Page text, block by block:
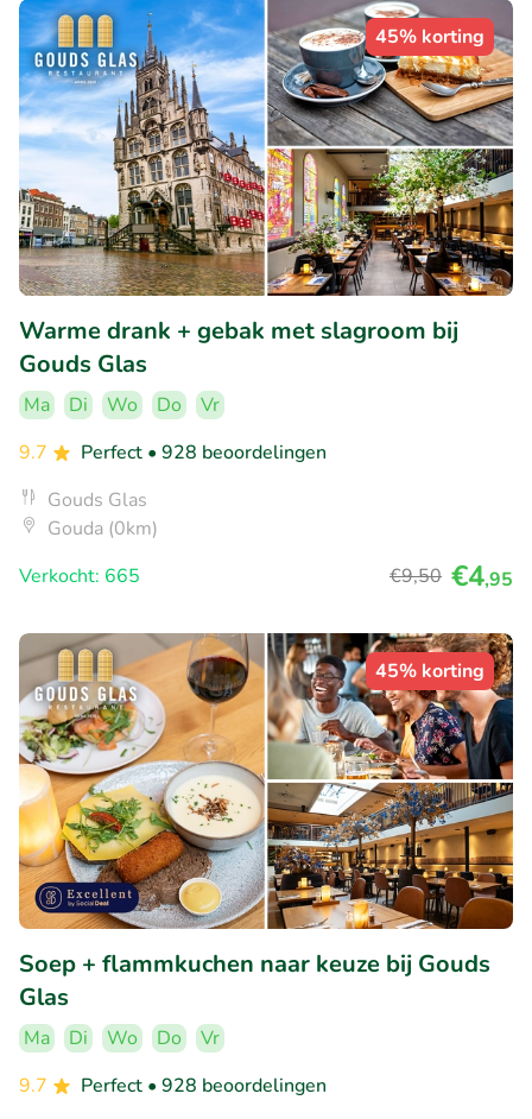
45% korting
Warme drank + gebak met slagroom bij
Gouds Glas
Ma Di Wo Do
Vr
9.7
Perfect • 928 beoordelingen
Gouds Glas
Gouda (0km)
Verkocht: 665
€9,50 €4,95
45% korting
Soep + flammkuchen naar keuze bij Gouds
Glas
Ma Di Wo Do
Vr
9.7
Perfect • 928 beoordelingen